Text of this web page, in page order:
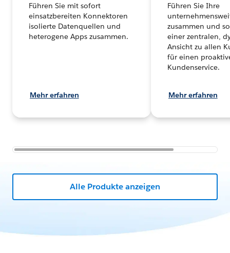
Führen Sie mit sofort
einsatzbereiten Konnektoren
isolierte Datenquellen und
heterogene Apps zusammen.
Mehr erfahren
Führen Sie Ihre
zusammen und
einer zentralen,
Ansicht zu allen
für einen
Kundenservice.
Mehr erfahren
Alle Produkte anzeigen